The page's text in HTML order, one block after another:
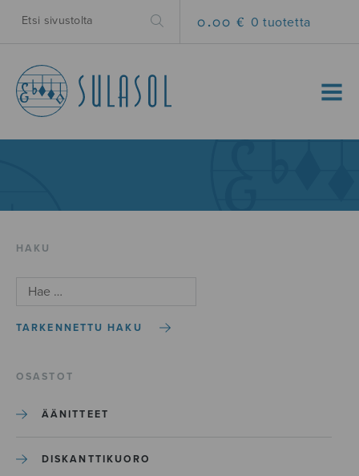
0.00 € 0 tuotetta
MENU
HAKU
TARKENNETTU HAKU
OSASTOT
ÄÄNITTEET
DISKANTTIKUORO